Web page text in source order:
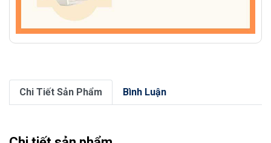
Chi Tiết Sản Phẩm Bình Luận